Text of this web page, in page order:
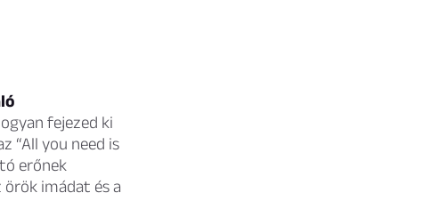
fejezed ki
“All you need is
erőnek
örök imádat és a